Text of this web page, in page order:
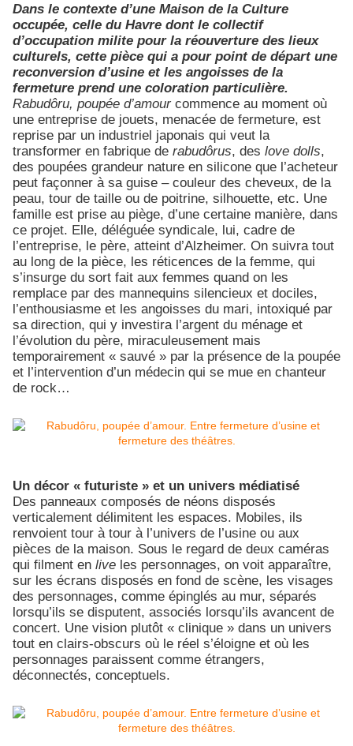
Dans le contexte d’une Maison de la Culture
occupée, celle du Havre dont le collectif
d’occupation milite pour la réouverture des lieux
culturels, cette pièce qui a pour point de départ une
reconversion d’usine et les angoisses de la
fermeture prend une coloration particulière.
Rabudôru, poupée d’amourcommence au moment où
une entreprise de jouets, menacée de fermeture, est
reprise par un industriel japonais qui veut la
transformer en fabrique de rabudôrus, des love dolls,
des poupées grandeur nature en silicone que l’acheteur
peut façonner à sa guise – couleur des cheveux, de la
peau, tour de taille ou de poitrine, silhouette, etc. Une
famille est prise au piège, d’une certaine manière, dans
ce projet. Elle, déléguée syndicale, lui, cadre de
l’entreprise, le père, atteint d’Alzheimer. On suivra tout
au long de la pièce, les réticences de la femme, qui
s’insurge du sort fait aux femmes quand on les
remplace par des mannequins silencieux et dociles,
l’enthousiasme et les angoisses du mari, intoxiqué par
sa direction, qui y investira l’argent du ménage et
l’évolution du père, miraculeusement mais
temporairement « sauvé » par la présence de la poupée
et l’intervention d’un médecin qui se mue en chanteur
de rock…
Un décor « futuriste » et un univers médiatisé
Des panneaux composés de néons disposés
verticalement délimitent les espaces. Mobiles, ils
renvoient tour à tour à l’univers de l’usine ou aux
pièces de la maison. Sous le regard de deux caméras
qui filment en live les personnages, on voit apparaître,
sur les écrans disposés en fond de scène, les visages
des personnages, comme épinglés au mur, séparés
lorsqu’ils se disputent, associés lorsqu’ils avancent de
concert. Une vision plutôt « clinique » dans un univers
tout en clairs-obscurs où le réel s’éloigne et où les
personnages paraissent comme étrangers,
déconnectés, conceptuels.